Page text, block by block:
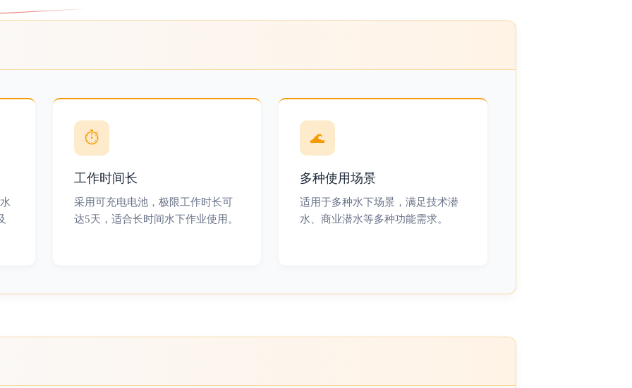
⏱
工作时间长
采用可充电电池，极限工作时长可
达5天，适合长时间水下作业使用。
🌊
多种使用场景
适用于多种水下场景，满足技术潜
水、商业潜水等多种功能需求。